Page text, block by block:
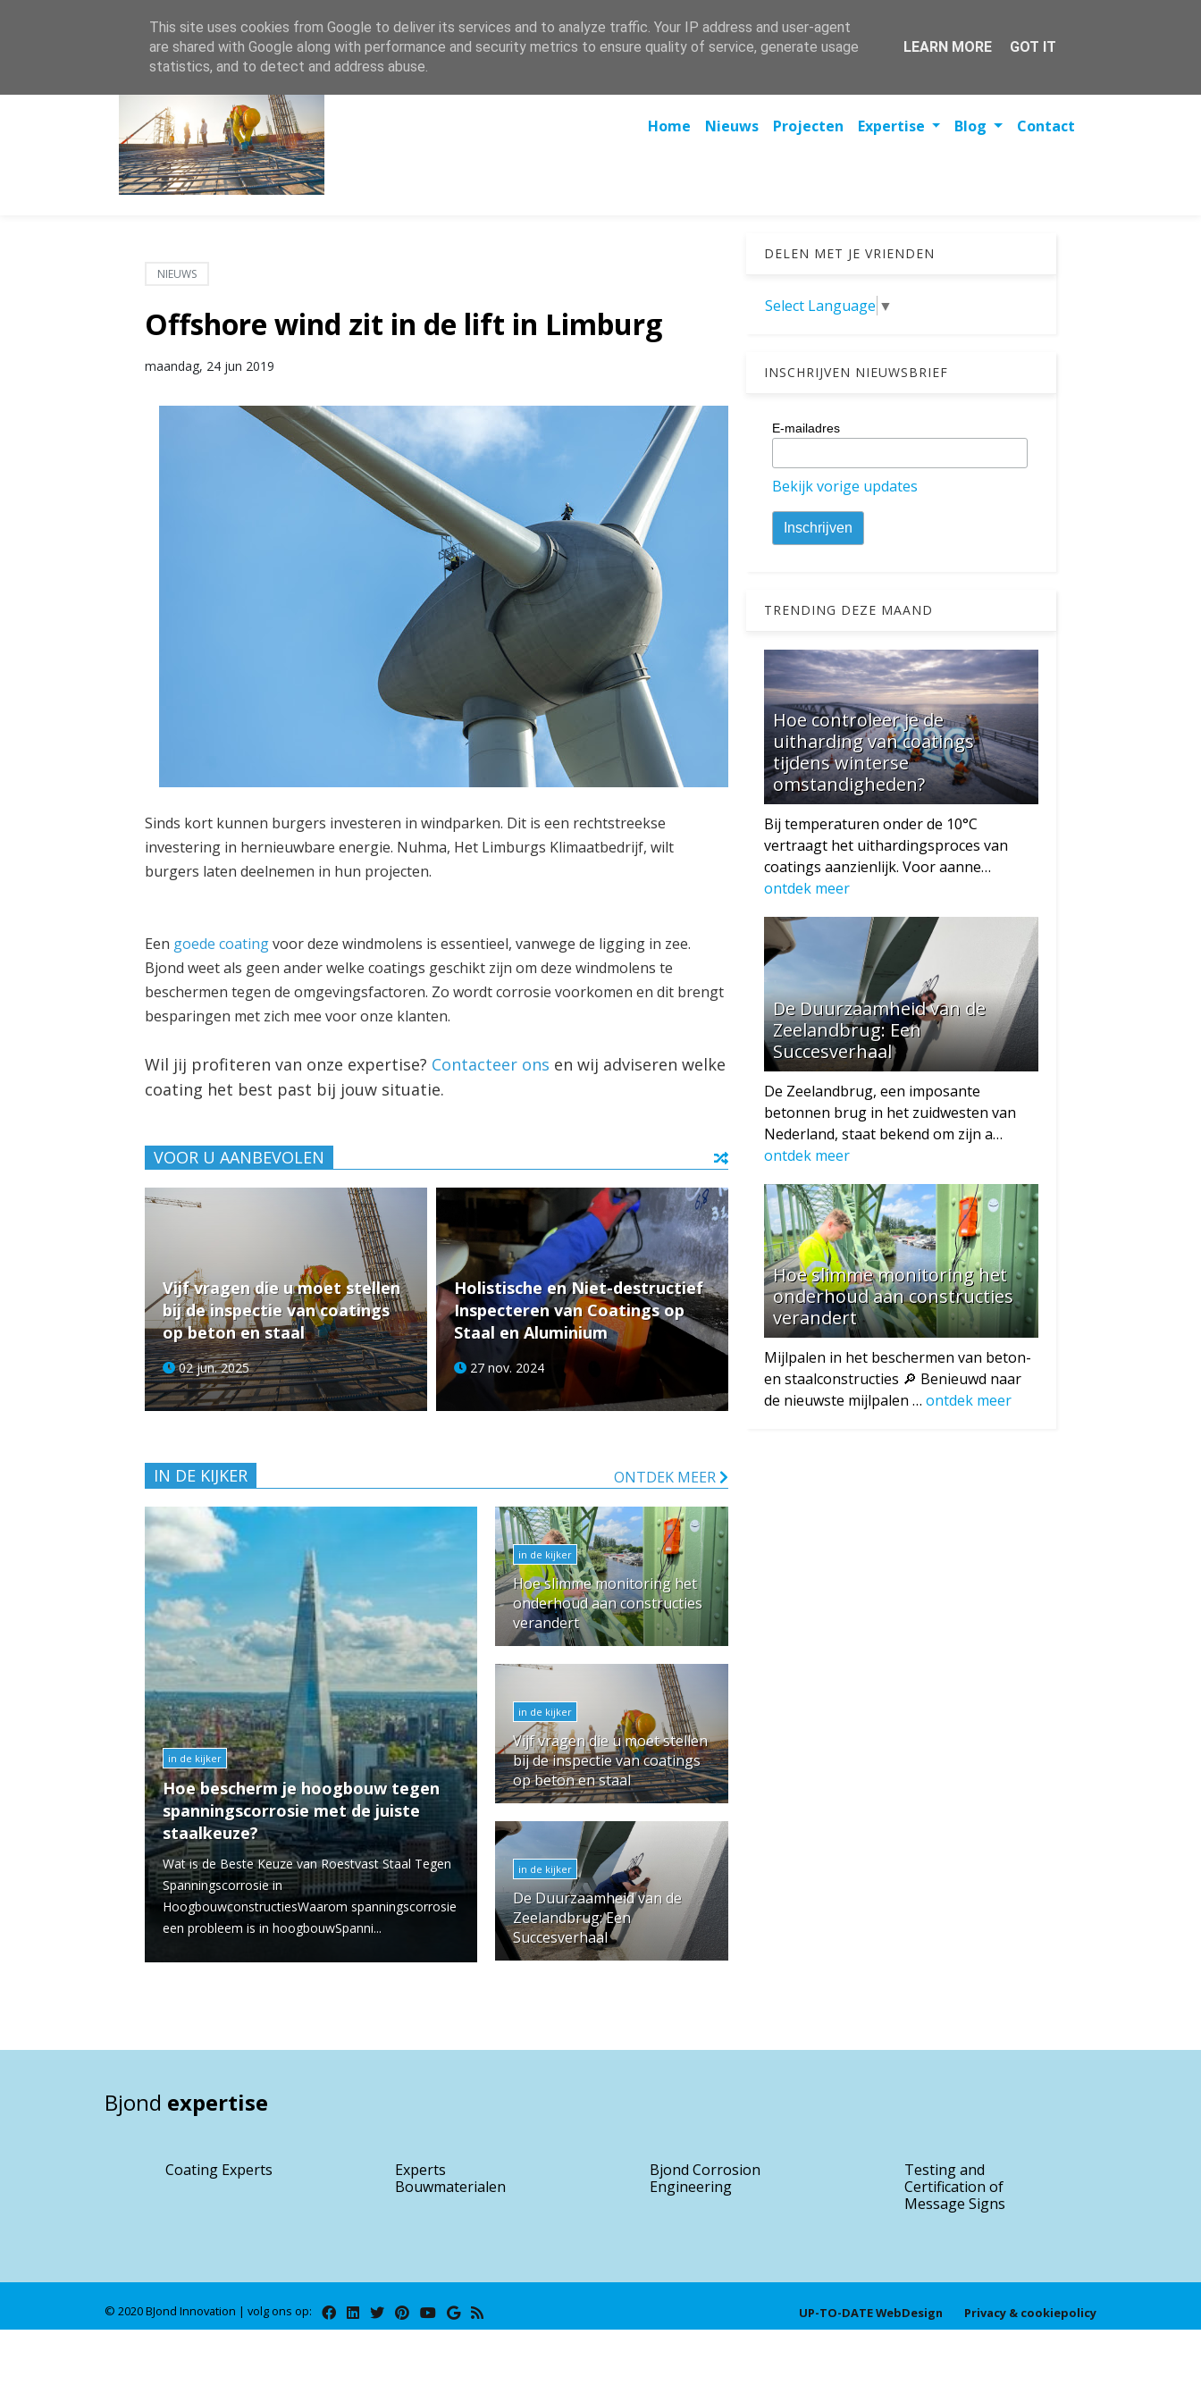
+31(0)629 70 51 79 - +32(0)486 34 63 83 jo.vanmontfort@bjond.be Meer ideeën? Neem contact!
Home(current)
Nieuws Projecten Expertise Blog Contact
NIEUWS
Offshore wind zit in de lift in Limburg
maandag, 24 jun 2019
Sinds kort kunnen burgers investeren in windparken. Dit is een rechtstreekse
investering in hernieuwbare energie. Nuhma, Het Limburgs Klimaatbedrijf, wilt
burgers laten deelnemen in hun projecten.
Een goede coatingvoor deze windmolens is essentieel, vanwege de ligging in zee.
Bjond weet als geen ander welke coatings geschikt zijn om deze windmolens te
beschermen tegen de omgevingsfactoren. Zo wordt corrosie voorkomen en dit brengt
besparingen met zich mee voor onze klanten.
Wil jij profiteren van onze expertise? Contacteer ons en wij adviseren welke
coating het best past bij jouw situatie.
VOOR U AANBEVOLEN
Vijf vragen die u moet stellen
bij de inspectie van coatings
op beton en staal
02 jun. 2025
Holistische en Niet-destructief
Inspecteren van Coatings op
Staal en Aluminium
27 nov. 2024
IN DE KIJKER ONTDEK MEER
in de kijker
Hoe bescherm je hoogbouw tegen
spanningscorrosie met de juiste
staalkeuze?
Wat is de Beste Keuze van Roestvast Staal Tegen
Spanningscorrosie in
HoogbouwconstructiesWaarom spanningscorrosie
een probleem is in hoogbouwSpanni...
in de kijker
Hoe slimme monitoring het
onderhoud aan constructies
verandert
in de kijker
Vijf vragen die u moet stellen
bij de inspectie van coatings
op beton en staal
in de kijker
De Duurzaamheid van de
Zeelandbrug: Een
Succesverhaal
DELEN MET JE VRIENDEN
Select Language ▼
INSCHRIJVEN NIEUWSBRIEF
E-mailadres
Bekijk vorige updates
TRENDING DEZE MAAND
Hoe controleer je de
uitharding van coatings
tijdens winterse
omstandigheden?
Bij temperaturen onder de 10°C
vertraagt het uithardingsproces van
coatings aanzienlijk. Voor aanne…
ontdek meer
De Duurzaamheid van de
Zeelandbrug: Een
Succesverhaal
De Zeelandbrug, een imposante
betonnen brug in het zuidwesten van
Nederland, staat bekend om zijn a…
ontdek meer
Hoe slimme monitoring het
onderhoud aan constructies
verandert
Mijlpalen in het beschermen van beton-
en staalconstructies 🔎 Benieuwd naar
de nieuwste mijlpalen …ontdek meer
Bjond expertise
Coating Experts
Experts
Bouwmaterialen
Bjond Corrosion
Engineering
Testing and
Certification of
Message Signs
© 2020 BJond Innovation | volg ons op: UP-TO-DATE WebDesign Privacy & cookiepolicy
This site uses cookies from Google to deliver its services and to analyze traffic. Your IP address and user-agent
are shared with Google along with performance and security metrics to ensure quality of service, generate usage
statistics, and to detect and address abuse.
LEARN MORE GOT IT